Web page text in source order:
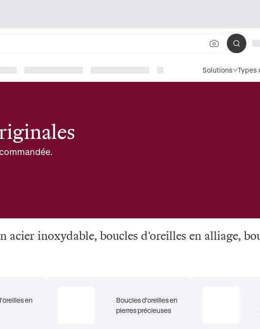
Solutions Types
acier inoxydable, boucles d'oreilles en alliage,
en
Boucles d'oreilles en
pierres précieuses